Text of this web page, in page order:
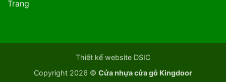
Trang
Thiết kế website DSIC
Copyright 2026 © Cửa nhựa cửa gỗ Kingdoor